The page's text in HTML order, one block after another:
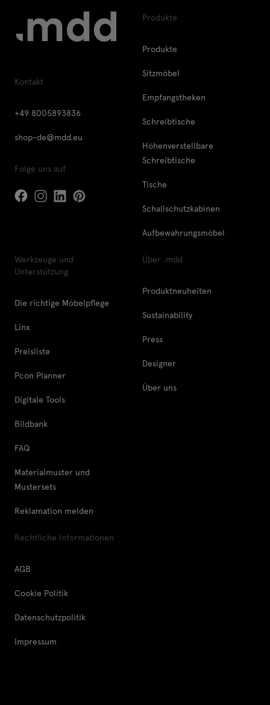
Kontakt
+49 8005893836
shop-de@mdd.eu
Folge uns auf
Produkte
Produkte
Sitzmöbel
Empfangstheken
Schreibtische
Höhenverstellbare
Schreibtische
Tische
Schallschutzkabinen
Aufbewahrungsmöbel
Werkzeuge und
Unterstützung
Die richtige Möbelpflege
Linx
Preisliste
Pcon Planner
Digitale Tools
Bildbank
FAQ
Materialmuster und
Mustersets
Reklamation melden
Über .mdd
Produktneuheiten
Sustainability
Press
Designer
Über uns
Rechtliche Informationen
AGB
Cookie Politik
Datenschutzpolitik
Impressum